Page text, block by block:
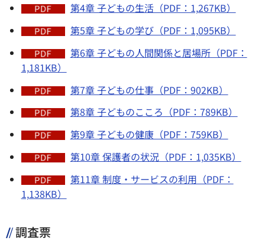
第4章 子どもの生活（PDF：1,267KB）
第5章 子どもの学び（PDF：1,095KB）
第6章 子どもの人間関係と居場所（PDF：
1,181KB）
第7章 子どもの仕事（PDF：902KB）
第8章 子どものこころ（PDF：789KB）
第9章 子どもの健康（PDF：759KB）
第10章 保護者の状況（PDF：1,035KB）
第11章 制度・サービスの利用（PDF：
1,138KB）
調査票